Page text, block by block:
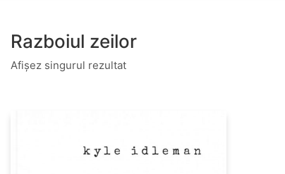
Razboiul zeilor
Afișez singurul rezultat